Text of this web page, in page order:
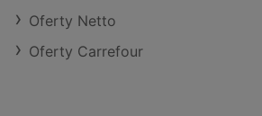
Oferty Netto
Oferty Carrefour